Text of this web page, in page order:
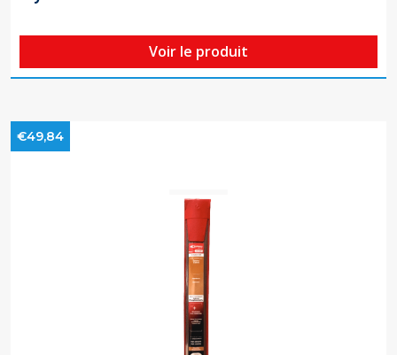
Voir le produit
€49,84